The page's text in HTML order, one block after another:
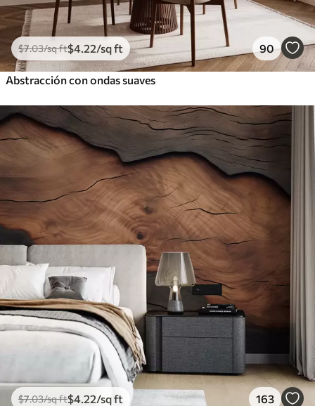
$7.03/sq ft$4 .22/sq ft 90
Abstracción con ondas suaves
$7.03/sq ft$4 .22/sq ft 163